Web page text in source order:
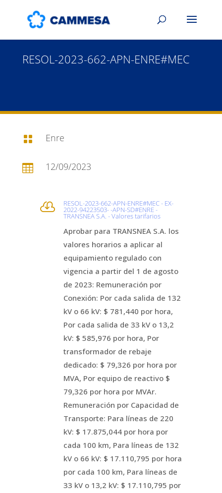
RESOL-2023-662-APN-ENRE#MEC
 Enre
 12/09/2023
 RESOL-2023-662-APN-ENRE#MEC - EX-
2022-94223503- -APN-SD#ENRE -
TRANSNEA S.A. - Valores tarifarios
Aprobar para TRANSNEA S.A. los
valores horarios a aplicar al
equipamiento regulado con
vigencia a partir del 1 de agosto
de 2023: Remuneración por
Conexión: Por cada salida de 132
kV o 66 kV: $ 781,440 por hora,
Por cada salida de 33 kV o 13,2
kV: $ 585,976 por hora, Por
transformador de rebaje
dedicado: $ 79,326 por hora por
MVA, Por equipo de reactivo $
79,326 por hora por MVAr.
Remuneración por Capacidad de
Transporte: Para líneas de 220
kV: $ 17.875,044 por hora por
cada 100 km, Para líneas de 132
kV o 66 kV: $ 17.110,795 por hora
por cada 100 km, Para líneas de
33 kV o 13,2 kV: $ 17.110,795 por